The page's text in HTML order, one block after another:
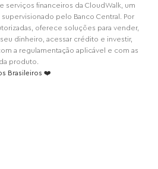
serviços financeiros da CloudWalk, um
pelo Banco Central. Por
oferece soluções para vender,
dinheiro, acessar crédito e investir,
a regulamentação aplicável e com as
produto.
Brasileiros ❤️